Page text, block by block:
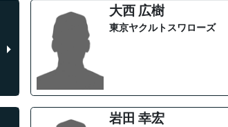
大西 広樹
東京ヤクルトスワローズ
岩田 幸宏